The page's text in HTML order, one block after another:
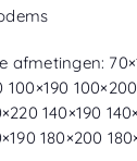
140×190
180×200